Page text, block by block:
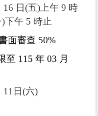
16 日(五)上午 9 時
下午 5 時止
面審查 50%
至 115 年 03 月
11日(六)